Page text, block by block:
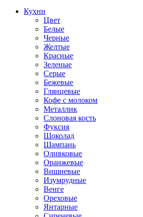
Кухни
Цвет
Белые
Черные
Желтые
Красные
Зеленые
Серые
Бежевые
Глянцевые
Кофе с молоком
Металлик
Слоновая кость
Фуксия
Шоколад
Шампань
Оливковые
Оранжевые
Вишневые
Изумрудные
Венге
Ореховые
Янтарные